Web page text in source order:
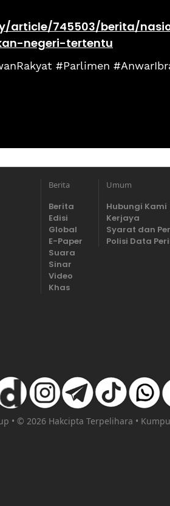
article/745503/berita/
negeri-tertentu
#Parlimen
Berita
Berita
Edisi
Global
E-Paper
Suara
Sinar
Video
Khas
Umum
Hubungi Kami
Kerjaya
Syarat dan
Polisi Data
• © 2026 Hakcipta Terpelihara •